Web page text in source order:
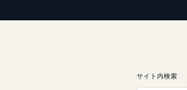
サイト内検索